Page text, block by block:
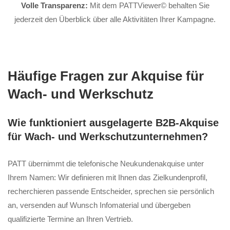
Volle Transparenz: Mit dem PATTViewer© behalten Sie
jederzeit den Überblick über alle Aktivitäten Ihrer Kampagne.
Häufige Fragen zur Akquise für
Wach- und Werkschutz
Wie funktioniert ausgelagerte B2B-Akquise
für Wach- und Werkschutzunternehmen?
PATT übernimmt die telefonische Neukundenakquise unter
Ihrem Namen: Wir definieren mit Ihnen das Zielkundenprofil,
recherchieren passende Entscheider, sprechen sie persönlich
an, versenden auf Wunsch Infomaterial und übergeben
qualifizierte Termine an Ihren Vertrieb.